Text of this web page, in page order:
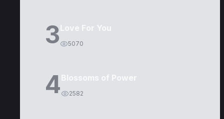
3Love For You
5070
4Blossoms of Power
2582